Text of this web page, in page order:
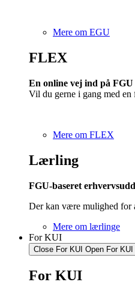
Mere om EGU
FLEX
En online vej ind på FGU
Vil du gerne i gang med en
Mere om FLEX
Lærling
FGU-baseret
Der kan være mulighed
Mere om lærlinge
For KUI
Close For KUI Open For KUI
For KUI